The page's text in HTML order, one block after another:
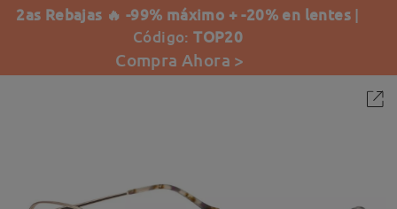
2as Rebajas 🔥 -99% máximo + -20% en lentes |
Código:TOP20
Compra Ahora >